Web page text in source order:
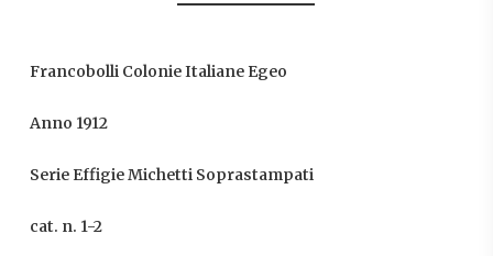
Francobolli Colonie Italiane Egeo
Anno 1912
Serie Effigie Michetti Soprastampati
cat. n. 1-2